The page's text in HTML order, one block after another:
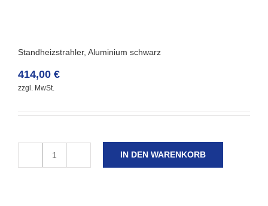
Standheizstrahler, Aluminium schwarz
414,00 €
zzgl. MwSt.
IN DEN WARENKORB